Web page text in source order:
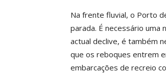
Na frente fluvial, o Porto
parada. É necessário
actual declive, é também
que os reboques entrem
embarcações de recreio